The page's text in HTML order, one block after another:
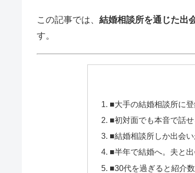
この記事では、 結婚相談所を通じた出
す。
■大手の結婚相談所に
■初対面でも本音で話
■結婚相談所しか出会
■半年で結婚へ。夫と出
■30代を過ぎると紹介